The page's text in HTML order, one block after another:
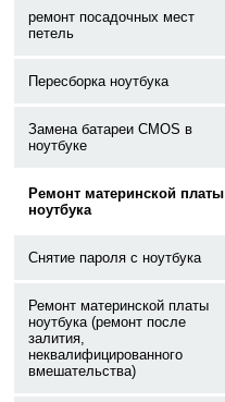
ремонт посадочных мест
петель
Пересборка ноутбука
Замена батареи CMOS в
ноутбуке
Ремонт материнской платы
ноутбука
Снятие пароля с ноутбука
Ремонт материнской платы
ноутбука (ремонт после
залития,
неквалифицированного
вмешательства)